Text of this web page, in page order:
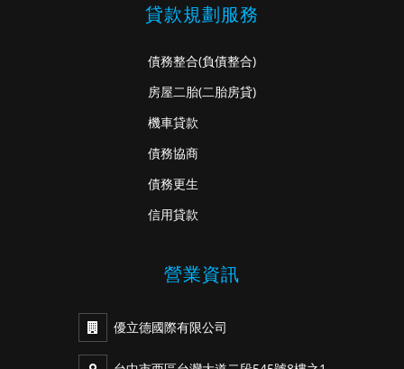
貸款規劃服務
債務整合(負債整合)
房屋二胎(二胎房貸)
機車貸款
債務協商
債務更生
信用貸款
營業資訊
優立德國際有限公司